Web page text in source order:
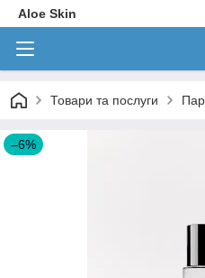
Aloe Skin
Товари та послуги
–6%